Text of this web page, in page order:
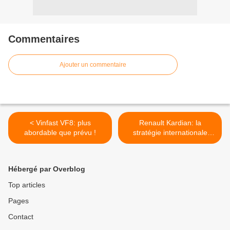
Commentaires
Ajouter un commentaire
< Vinfast VF8: plus
abordable que prévu !
Renault Kardian: la
stratégie internationale
continue ! >
Hébergé par Overblog
Top articles
Pages
Contact